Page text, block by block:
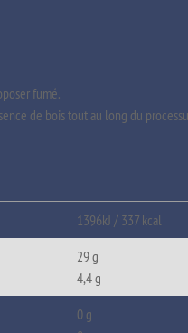
fumé.
de bois tout au long du
1396kJ / 337 kcal
29 g
4,4 g
0 g